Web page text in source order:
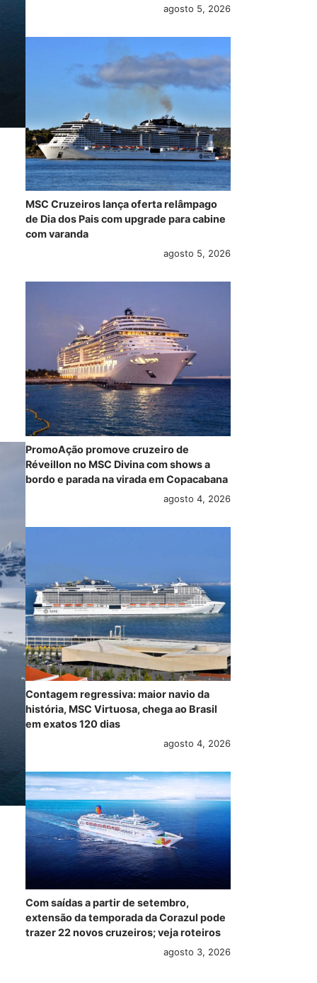
agosto 5, 2026
MSC Cruzeiros lança oferta relâmpago
de Dia dos Pais com upgrade para cabine
com varanda
agosto 5, 2026
PromoAção promove cruzeiro de
Réveillon no MSC Divina com shows a
bordo e parada na virada em Copacabana
agosto 4, 2026
Contagem regressiva: maior navio da
história, MSC Virtuosa, chega ao Brasil
em exatos 120 dias
agosto 4, 2026
Com saídas a partir de setembro,
extensão da temporada da Corazul pode
trazer 22 novos cruzeiros; veja roteiros
agosto 3, 2026